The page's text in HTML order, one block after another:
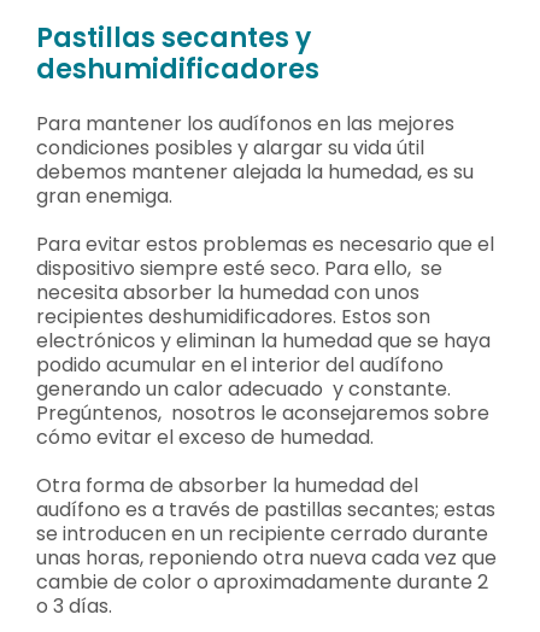
Pastillas secantes y
deshumidificadores
Para mantener los audífonos en las mejores
condiciones posibles y alargar su vida útil
debemos mantener alejada la humedad, es su
gran enemiga.
Para evitar estos problemas es necesario que el
dispositivo siempre esté seco. Para ello, se
necesita absorber la humedad con unos
recipientes deshumidificadores. Estos son
electrónicos y eliminan la humedad que se haya
podido acumular en el interior del audífono
generando un calor adecuado y constante.
Pregúntenos, nosotros le aconsejaremos sobre
cómo evitar el exceso de humedad.
Otra forma de absorber la humedad del
audífono es a través de pastillas secantes; estas
se introducen en un recipiente cerrado durante
unas horas, reponiendo otra nueva cada vez que
cambie de color o aproximadamente durante 2
o 3 días.